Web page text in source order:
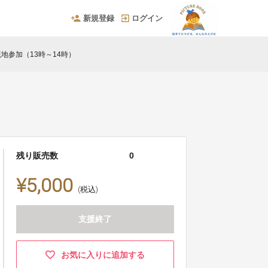
新規登録 ログイン
参加（13時～14時）
残り販売数 0
¥5,000 (税込)
支援終了
お気に入りに追加する